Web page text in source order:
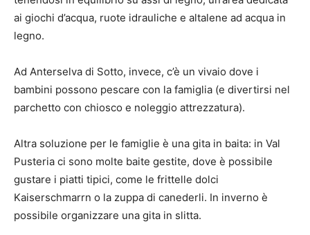
ai giochi d’acqua, ruote idrauliche e altalene ad acqua in
legno.
Ad Anterselva di Sotto, invece, c’è un vivaio dove i
bambini possono pescare con la famiglia (e divertirsi nel
parchetto con chiosco e noleggio attrezzatura).
Altra soluzione per le famiglie è una gita in baita: in Val
Pusteria ci sono molte baite gestite, dove è possibile
gustare i piatti tipici, come le frittelle dolci
Kaiserschmarrn o la zuppa di canederli. In inverno è
possibile organizzare una gita in slitta.